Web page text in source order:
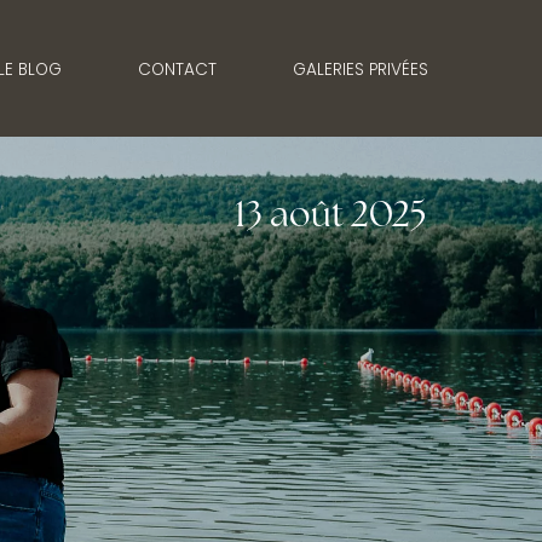
BLOG CONTACT GALERIES PRIVÉES
13 août 2025